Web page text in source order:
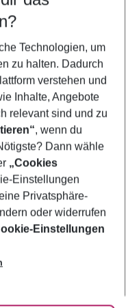
Technologien, um
zu halten. Dadurch
verstehen und
Inhalte, Angebote
relevant sind und zu
, wenn du
Dann wähle
„Cookies
Einstellungen
Privatsphäre-
oder widerrufen
Einstellungen